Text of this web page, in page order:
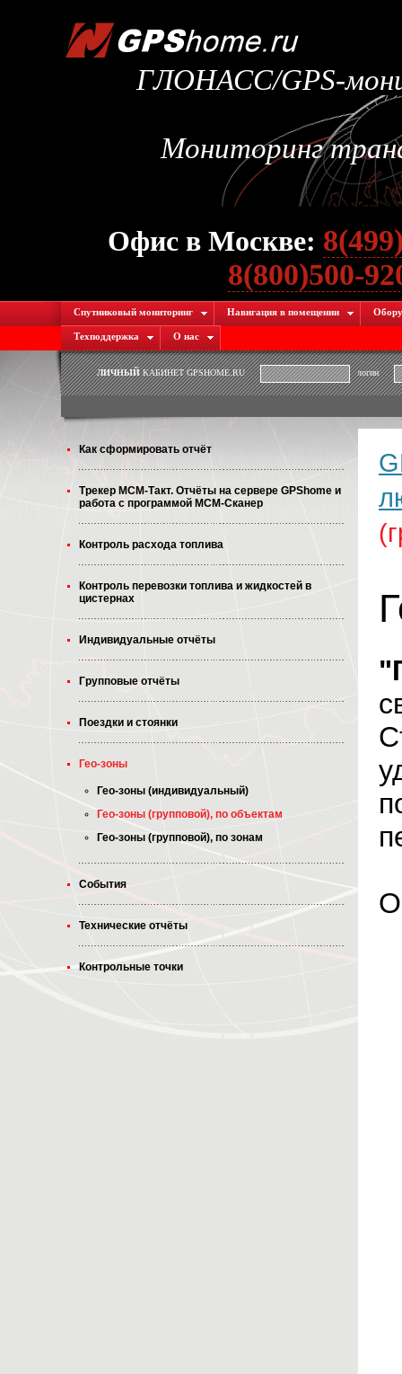
ГЛОНАСС/GPS-
Мониторинг
Офис в Москве:
8(800)500-
Спутниковый мониторинг Навигация в помещении
Техподдержка О нас
ЛИЧНЫЙКАБИНЕТ GPSHOME.RU логин
Как сформировать отчёт
Трекер МСМ-Такт. Отчёты на сервере GPShome и
работа с программой МСМ-Сканер
Контроль расхода топлива
Контроль перевозки топлива и жидкостей в
цистернах
Индивидуальные отчёты
Групповые отчёты
Поездки и стоянки
Гео-зоны
Гео-зоны (индивидуальный)
Гео-зоны (групповой), по объектам
Гео-зоны (групповой), по зонам
События
Технические отчёты
Контрольные точки